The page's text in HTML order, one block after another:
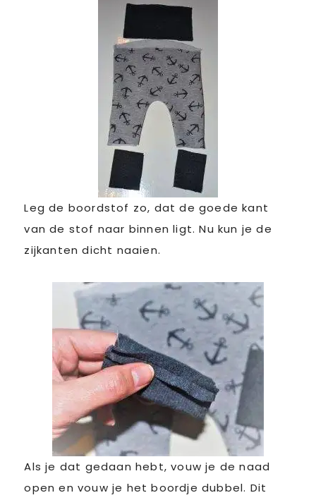
Leg de boordstof zo, dat de goede kant
van de stof naar binnen ligt. Nu kun je de
zijkanten dicht naaien.
Als je dat gedaan hebt, vouw je de naad
open en vouw je het boordje dubbel. Dit